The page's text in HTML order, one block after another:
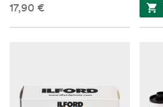
17,90 €